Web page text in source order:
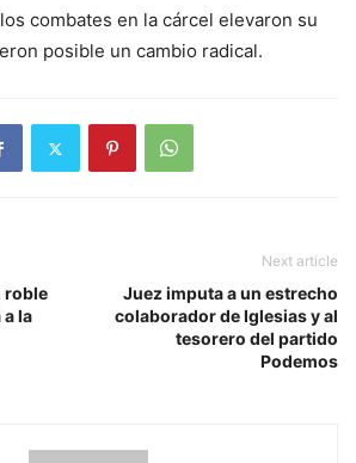
combates en la cárcel ele­varon su
posible un cambio radical.
roble
la
Next article
Juez imputa a un estrecho
colaborador de Iglesias y al
tesorero del partido
Podemos